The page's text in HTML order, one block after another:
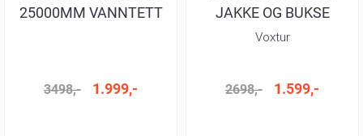
25000MM VANNTETT
3498,- 1.999,-
JAKKE OG BUKSE
OLIVE HERRE
Voxtur
2698,- 1.599,-